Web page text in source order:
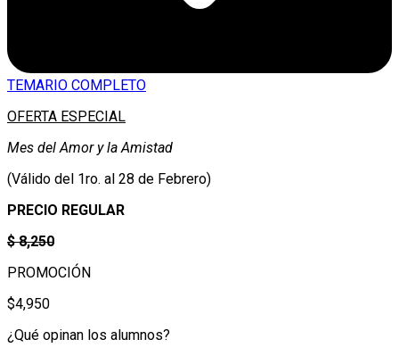
TEMARIO COMPLETO
OFERTA ESPECIAL
Mes del Amor y la Amistad
(Válido del 1ro. al 28 de Febrero)
PRECIO REGULAR
$ 8,250
PROMOCIÓN
$4,950
¿Qué opinan los alumnos?